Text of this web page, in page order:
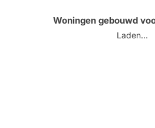
Woningen gebouwd
Laden...